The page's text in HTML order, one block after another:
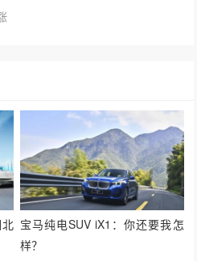
宝马纯电SUV iX1：你还要我怎
样？